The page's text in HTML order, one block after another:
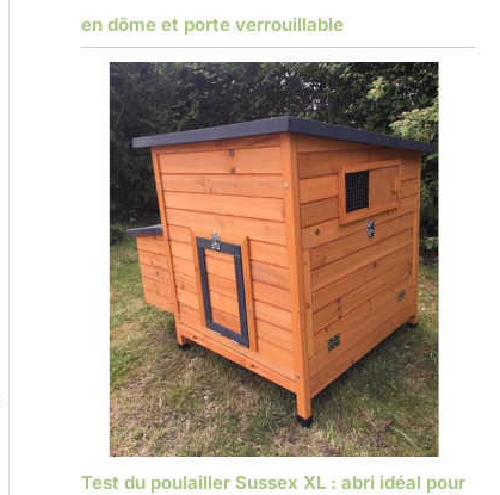
en dôme et porte verrouillable
Test du poulailler Sussex XL : abri idéal pour